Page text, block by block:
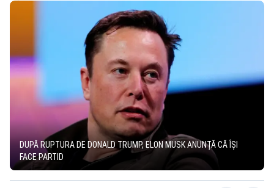
DUPĂ RUPTURA DE DONALD TRUMP, ELON MUSK ANUNȚĂ CĂ ÎȘI
FACE PARTID